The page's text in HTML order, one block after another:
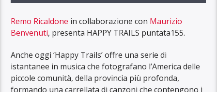
Remo Ricaldone in collaborazione con Maurizio
Benvenuti, presenta HAPPY TRAILS puntata155.
Anche oggi ‘Happy Trails’ offre una serie di
istantanee in musica che fotografano l’America delle
piccole comunità, della provincia più profonda,
formando una carrellata di canzoni che contengono i